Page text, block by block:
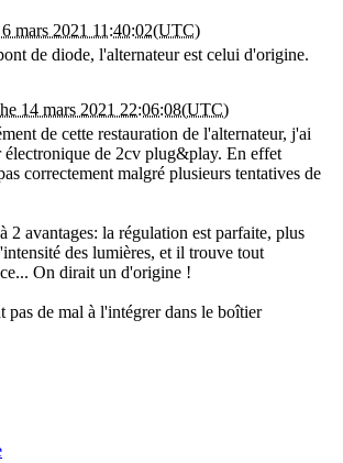
6 mars 2021 11:40:02(UTC)
de diode, l'alternateur est celui d'origine.
14 mars 2021 22:06:08(UTC)
de cette restauration de l'alternateur, j'ai
électronique de 2cv plug&play. En effet
correctement malgré plusieurs tentatives de
2 avantages: la régulation est parfaite, plus
des lumières, et il trouve tout
On dirait un d'origine !
pas de mal à l'intégrer dans le boîtier